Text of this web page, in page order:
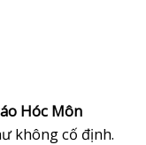
Hóc Môn
không cố định.